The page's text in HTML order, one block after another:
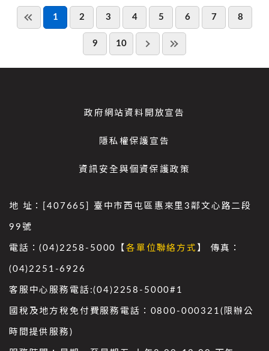
1 2 3 4 5 6 7 8
9 10
政府網站資料開放宣告
隱私權保護宣告
資訊安全與個資保護政策
地 址：[407665] 臺中市西屯區惠來里3鄰文心路二段
99號
電話：(04)2258-5000【各單位聯絡方式 】 傳真：
(04)2251-6926
客服中心服務電話:(04)2258-5000#1
國稅及地方稅免付費服務電話：0800-000321(限辦公
時間提供服務)